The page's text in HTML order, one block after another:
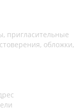
пригласительные
обложки,